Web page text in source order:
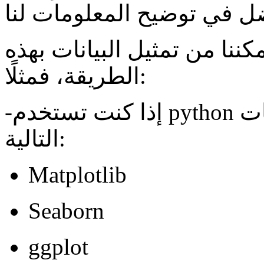
من تمثيل البيانات بهذه
الطريقة، فمثلًا:
-إذا كنت تستخدم python يمكنك استخدام أيًا من المكتبات
التالية:
Matplotlib
Seaborn
ggplot